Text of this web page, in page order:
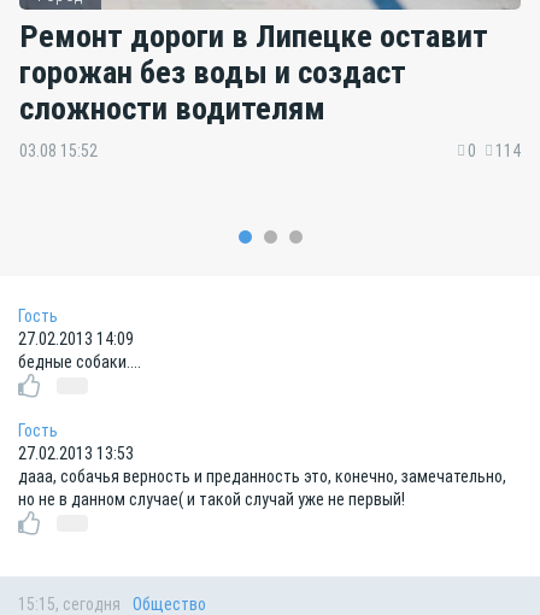
Ремонт дороги в Липецке оставит
горожан без воды и создаст
сложности водителям
03.08 15:52 0 114
Гость
27.02.2013 14:09
бедные собаки....
Гость
27.02.2013 13:53
дааа, собачья верность и преданность это, конечно, замечательно,
но не в данном случае( и такой случай уже не первый!
15:15, сегодня Общество